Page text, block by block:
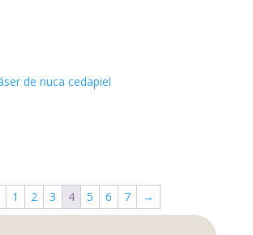
1 2 3 4 5 6 7 →